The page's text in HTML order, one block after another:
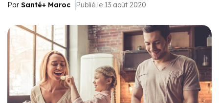
Par Santé+ Maroc Publié le 13 août 2020